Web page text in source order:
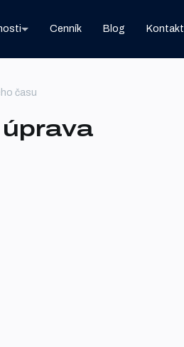
Cenník Blog Kontakt
času